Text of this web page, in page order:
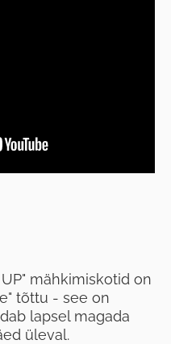
mähkimiskotid on
tõttu - see on
lapsel magada
üleval.